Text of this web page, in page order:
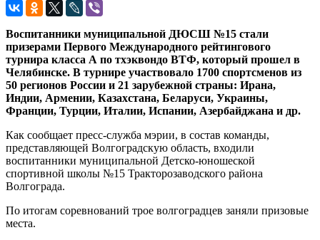
Воспитанники муниципальной ДЮСШ №15 стали
призерами Первого Международного рейтингового
турнира класса А по тхэквондо ВТФ, который прошел в
Челябинске. В турнире участвовало 1700 спортсменов из
50 регионов России и 21 зарубежной страны: Ирана,
Индии, Армении, Казахстана, Беларуси, Украины,
Франции, Турции, Италии, Испании, Азербайджана и др.
Как сообщает пресс-служба мэрии, в состав команды,
представляющей Волгоградскую область, входили
воспитанники муниципальной Детско-юношеской
спортивной школы №15 Тракторозаводского района
Волгограда.
По итогам соревнований трое волгоградцев заняли призовые
места.